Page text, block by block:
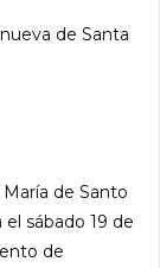
de Santa
de Santo
sábado 19 de
de